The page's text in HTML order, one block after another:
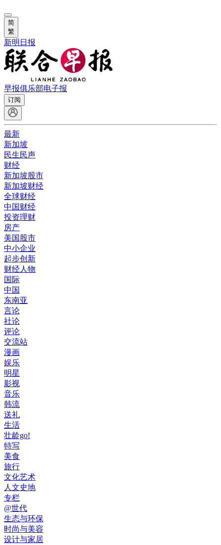
简
繁
新明日报
早报俱乐部电子报
订阅
最新
新加坡
民生民声
财经
新加坡股市
新加坡财经
全球财经
中国财经
投资理财
房产
美国股市
中小企业
起步创新
财经人物
国际
中国
东南亚
言论
社论
评论
交流站
漫画
娱乐
明星
影视
音乐
韩流
送礼
生活
壮龄go!
特写
美食
旅行
文化艺术
人文史地
专栏
@世代
生态与环保
时尚与美容
设计与家居